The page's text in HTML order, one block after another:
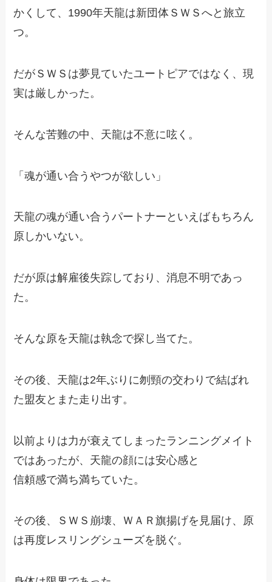
かくして、1990年天龍は新団体ＳＷＳへと旅立
つ。
だがＳＷＳは夢見ていたユートピアではなく、現
実は厳しかった。
そんな苦難の中、天龍は不意に呟く。
「魂が通い合うやつが欲しい」
天龍の魂が通い合うパートナーといえばもちろん
原しかいない。
だが原は解雇後失踪しており、消息不明であっ
た。
そんな原を天龍は執念で探し当てた。
その後、天龍は2年ぶりに刎頸の交わりで結ばれ
た盟友とまた走り出す。
以前よりは力が衰えてしまったランニングメイト
ではあったが、天龍の顔には安心感と
信頼感で満ち満ちていた。
その後、ＳＷＳ崩壊、ＷＡＲ旗揚げを見届け、原
は再度レスリングシューズを脱ぐ。